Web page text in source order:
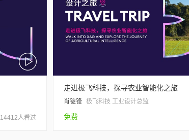
14412人看过
走进极飞科技，探寻农业智能化之旅
肖锭锋 极飞科技 工业设计总监
免费